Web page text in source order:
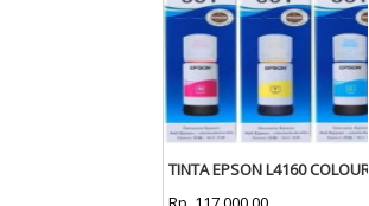
TINTA EPSON L4160 COLOUR